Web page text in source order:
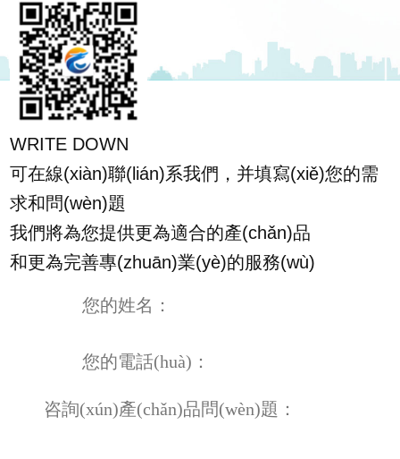
WRITE DOWN
可在線(xiàn)聯(lián)系我們，并填寫(xiě)您的需
求和問(wèn)題
我們將為您提供更為適合的產(chǎn)品
和更為完善專(zhuān)業(yè)的服務(wù)